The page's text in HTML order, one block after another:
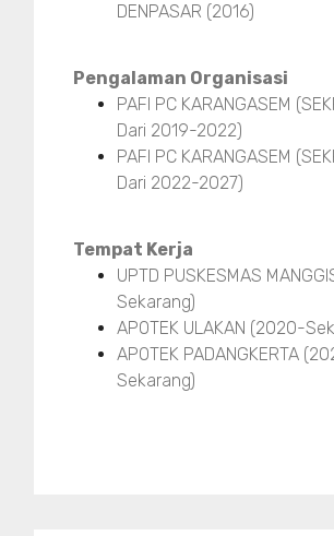
DENPASAR (2016)
Pengalaman Organisasi
PAFI PC KARANGASEM
Dari 2019-2022)
PAFI PC KARANGASEM
Dari 2022-2027)
Tempat Kerja
UPTD PUSKESMAS
Sekarang)
APOTEK ULAKAN (2020-
APOTEK PADANGKERTA
Sekarang)